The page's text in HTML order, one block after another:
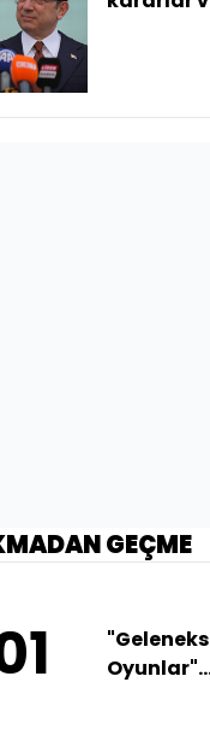
GEÇME
Oyunlar"